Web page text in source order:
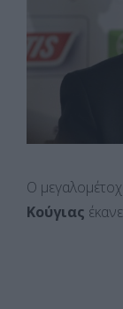
Ο
Κούγιας